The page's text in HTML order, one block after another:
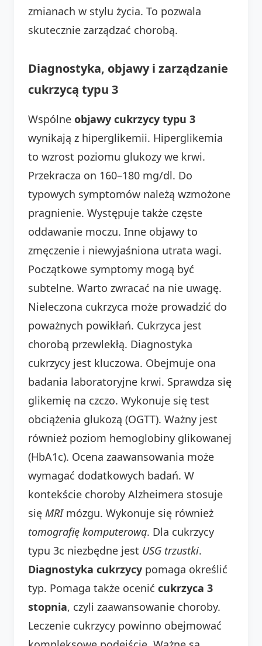
zmianach w stylu życia. To pozwala
skutecznie zarządzać chorobą.
Diagnostyka, objawy i zarządzanie
cukrzycą typu 3
Wspólne objawy cukrzycy typu 3
wynikają z hiperglikemii. Hiperglikemia
to wzrost poziomu glukozy we krwi.
Przekracza on 160–180 mg/dl. Do
typowych symptomów należą wzmożone
pragnienie. Występuje także częste
oddawanie moczu. Inne objawy to
zmęczenie i niewyjaśniona utrata wagi.
Początkowe symptomy mogą być
subtelne. Warto zwracać na nie uwagę.
Nieleczona cukrzyca może prowadzić do
poważnych powikłań. Cukrzyca jest
chorobą przewlekłą. Diagnostyka
cukrzycy jest kluczowa. Obejmuje ona
badania laboratoryjne krwi. Sprawdza się
glikemię na czczo. Wykonuje się test
obciążenia glukozą (OGTT). Ważny jest
również poziom hemoglobiny glikowanej
(HbA1c). Ocena zaawansowania może
wymagać dodatkowych badań. W
kontekście choroby Alzheimera stosuje
się MRImózgu. Wykonuje się również
tomografię komputerową. Dla cukrzycy
typu 3c niezbędne jest USG trzustki.
Diagnostyka cukrzycy pomaga określić
typ. Pomaga także ocenić cukrzyca 3
stopnia, czyli zaawansowanie choroby.
Leczenie cukrzycy powinno obejmować